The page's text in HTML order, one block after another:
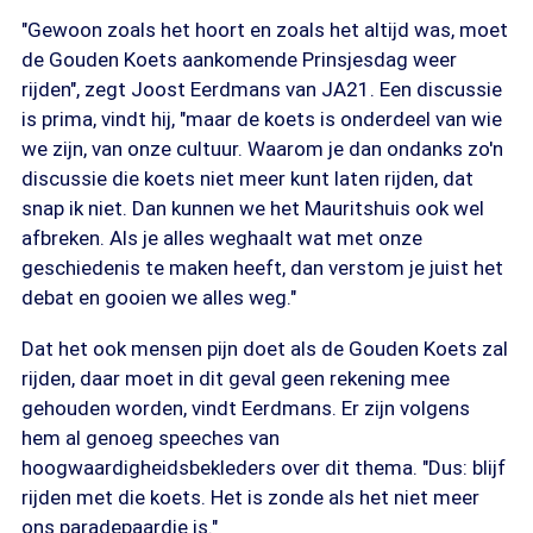
"Gewoon zoals het hoort en zoals het altijd was, moet
de Gouden Koets aankomende Prinsjesdag weer
rijden", zegt Joost Eerdmans van JA21. Een discussie
is prima, vindt hij, "maar de koets is onderdeel van wie
we zijn, van onze cultuur. Waarom je dan ondanks zo'n
discussie die koets niet meer kunt laten rijden, dat
snap ik niet. Dan kunnen we het Mauritshuis ook wel
afbreken. Als je alles weghaalt wat met onze
geschiedenis te maken heeft, dan verstom je juist het
debat en gooien we alles weg."
Dat het ook mensen pijn doet als de Gouden Koets zal
rijden, daar moet in dit geval geen rekening mee
gehouden worden, vindt Eerdmans. Er zijn volgens
hem al genoeg speeches van
hoogwaardigheidsbekleders over dit thema. "Dus: blijf
rijden met die koets. Het is zonde als het niet meer
ons paradepaardje is."